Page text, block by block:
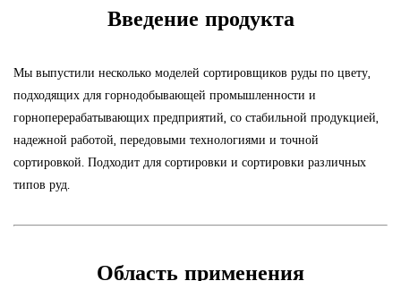
Введение продукта
Мы выпустили несколько моделей сортировщиков руды по цвету,
подходящих для горнодобывающей промышленности и
горноперерабатывающих предприятий, со стабильной продукцией,
надежной работой, передовыми технологиями и точной
сортировкой. Подходит для сортировки и сортировки различных
типов руд.
Область применения